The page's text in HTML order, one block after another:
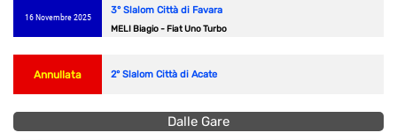
16 Novembre 2025
3° Slalom Città di Favara
MELI Biagio - Fiat Uno Turbo
Annullata 2° Slalom Città di Acate
Dalle Gare